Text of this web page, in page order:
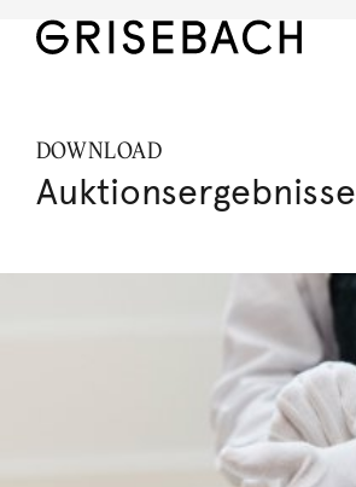
DOWNLOAD
Auktionsergebnisse